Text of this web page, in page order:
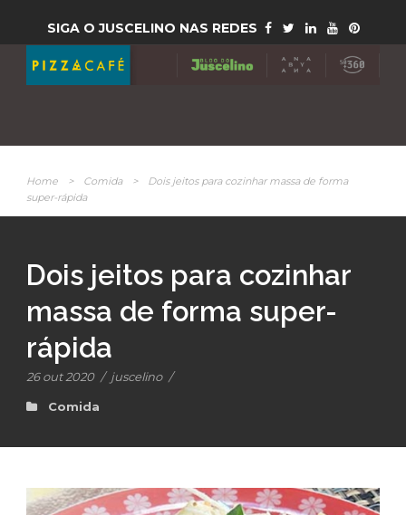
SIGA O JUSCELINO NAS REDES
Home > Comida >
Dois jeitos para cozinhar massa de forma
super-rápida
Dois jeitos para cozinhar
massa de forma super-
rápida
26 out 2020 / juscelino /
Comida